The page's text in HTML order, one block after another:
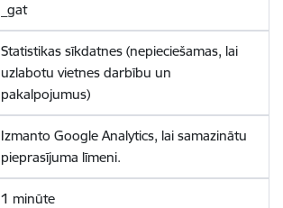
_gat
Statistikas sīkdatnes (nepieciešamas, lai
uzlabotu vietnes darbību un
pakalpojumus)
Izmanto Google Analytics, lai samazinātu
pieprasījuma līmeni.
1 minūte